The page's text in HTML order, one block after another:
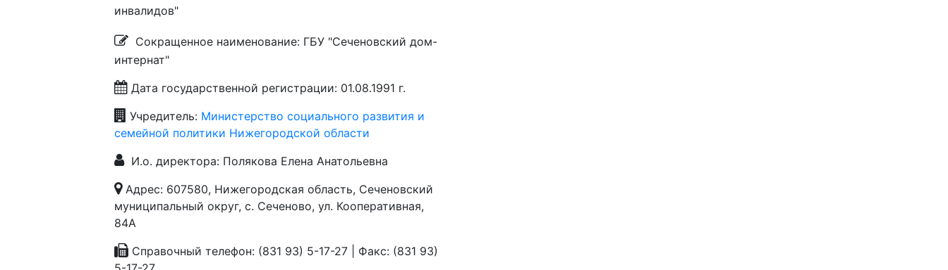
инвалидов"
Сокращенное наименование: ГБУ "Сеченовский дом-
интернат"
Дата государственной регистрации: 01.08.1991 г.
Учредитель: Министерство социального развития и
семейной политики Нижегородской области
И.о. директора: Полякова Елена Анатольевна
Адрес: 607580, Нижегородская область, Сеченовский
муниципальный округ, с. Сеченово, ул. Кооперативная,
84А
Справочный телефон: (831 93) 5-17-27 | Факс: (831 93)